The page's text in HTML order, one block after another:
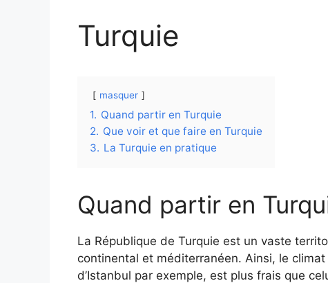
Turquie
masquer
1. Quand partir en Turquie
2. Que voir et que faire en Turquie
3. La Turquie en pratique
Quand partir en
La République de Turquie est un vaste
continental et méditerranéen. Ainsi, le
d’Istanbul par exemple, est plus frais que